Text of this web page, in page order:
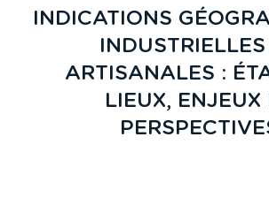
INDICATIONS
INDUSTRIELLES
ARTISANALES :
LIEUX, ENJEUX